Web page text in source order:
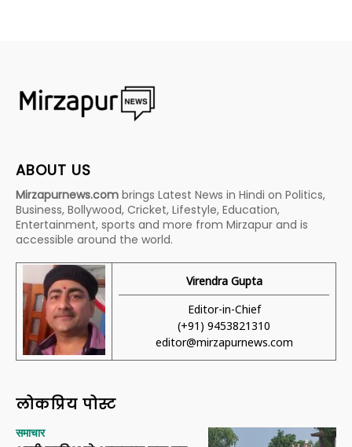
ABOUT US
Mirzapurnews.com brings Latest News in Hindi on Politics,
Business, Bollywood, Cricket, Lifestyle, Education,
Entertainment, sports and more from Mirzapur and is
accessible around the world.
Virendra Gupta
Editor-in-Chief
(+91) 9453821310
editor@mirzapurnews.com
लोकप्रिय पोस्ट
समाचार